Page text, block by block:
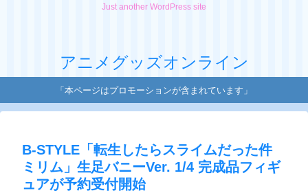
Just another WordPress site
アニメグッズオンライン
「本ページはプロモーションが含まれています」
B-STYLE「転生したらスライムだった件
ミリム」生足バニーVer. 1/4 完成品フィギ
ュアが予約受付開始